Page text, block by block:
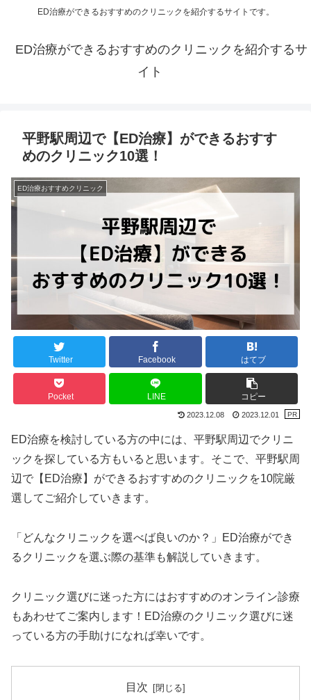
ED治療ができるおすすめのクリニックを紹介するサイトです。
ED治療ができるおすすめのクリニックを紹介するサ
イト
平野駅周辺で【ED治療】ができるおすす
めのクリニック10選！
ED治療おすすめクリニック
Twitter Facebook はてブ
Pocket LINE コピー
2023.12.08 2023.12.01
ED治療を検討している方の中には、平野駅周辺でクリニ
ックを探している方もいると思います。そこで、平野駅周
辺で【ED治療】ができるおすすめのクリニックを10院厳
選してご紹介していきます。
「どんなクリニックを選べば良いのか？」ED治療ができ
るクリニックを選ぶ際の基準も解説していきます。
クリニック選びに迷った方にはおすすめのオンライン診療
もあわせてご案内します！ED治療のクリニック選びに迷
っている方の手助けになれば幸いです。
目次